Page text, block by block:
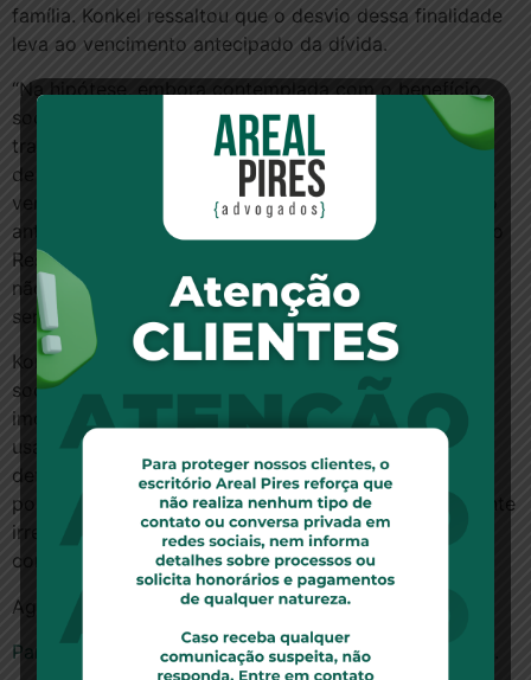
família. Konkel ressaltou que o desvio dessa finalidade
leva ao vencimento antecipado da dívida.
“Na hipótese, embora contemplada com o benefício
social para aquisição da casa própria, a contratante
transferiu a posse direta do bem a terceiro (por meio
de contrato particular de ´compromisso de compra e
venda´), atraindo contra si os reflexos do vencimento
antecipado da dívida junto ao Fundo de Arrendamento
Residencial (FAR)”, afirmou o magistrado. Como a ré
não tem recursos para saldar a dívida, o imóvel deve
ser devolvido à CEF.
Konkel acrescentou em seu voto que os programas
sociais de promoção da aquisição da propriedade
imóvel por pessoas de baixa renda não podem ser
usados para especulação imobiliária. “A meu ver, o
deferimento do pedido liminar de reintegração de
posse em nada afronta o direito à moradia da ocupante
irregular, sob pena de inversão dos preceitos legais”,
concluiu.
Ag 5018893-48.2013.404.0000/TRF
Para ler a notícia no site www.aasp.org.br, clique aqui.